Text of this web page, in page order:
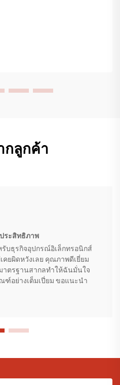
กลูกค้า
ระสิทธิภาพ
บธุรกิจอุปกรณ์อิเล็กทรอนิกส์
ยผิดหวังเลย คุณภาพดีเยี่ยม
าตรฐานสากลทำให้ฉันมั่นใจ
อย่างเต็มเปี่ยม ขอแนะนำ